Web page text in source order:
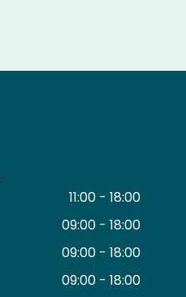
11:00 - 18:00
09:00 - 18:00
09:00 - 18:00
09:00 - 18:00